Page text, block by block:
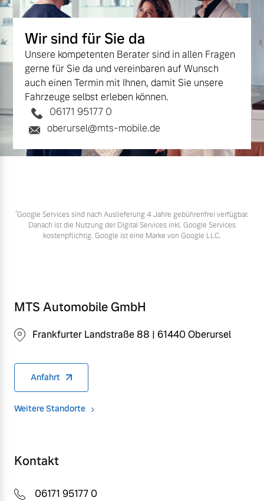
Wir sind für Sie da
Unsere kompetenten Berater sind in allen Fragen
gerne für Sie da und vereinbaren auf Wunsch
auch einen Termin mit Ihnen, damit Sie unsere
Fahrzeuge selbst erleben können.
06171 95177 0
oberursel@mts-mobile.de
*Google Services sind nach Auslieferung 4 Jahre gebührenfrei verfügbar.
Danach ist die Nutzung der Digital Services inkl. Google Services
kostenpflichtig. Google ist eine Marke von Google LLC.
MTS Automobile GmbH
Frankfurter Landstraße 88 | 61440 Oberursel
Anfahrt
Weitere Standorte
Kontakt
06171 95177 0